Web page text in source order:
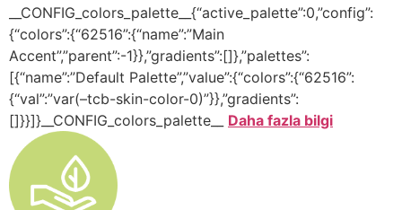
__CONFIG_colors_palette__{“active_palette”:0,”config”:
{“colors”:{“62516”:{“name”:”Main
Accent”,”parent”:-1}},”gradients”:[]},”palettes”:
[{“name”:”Default Palette”,”value”:{“colors”:{“62516”:
{“val”:”var(–tcb-skin-color-0)”}},”gradients”:
[]}}]}__CONFIG_colors_palette__ Daha fazla bilgi